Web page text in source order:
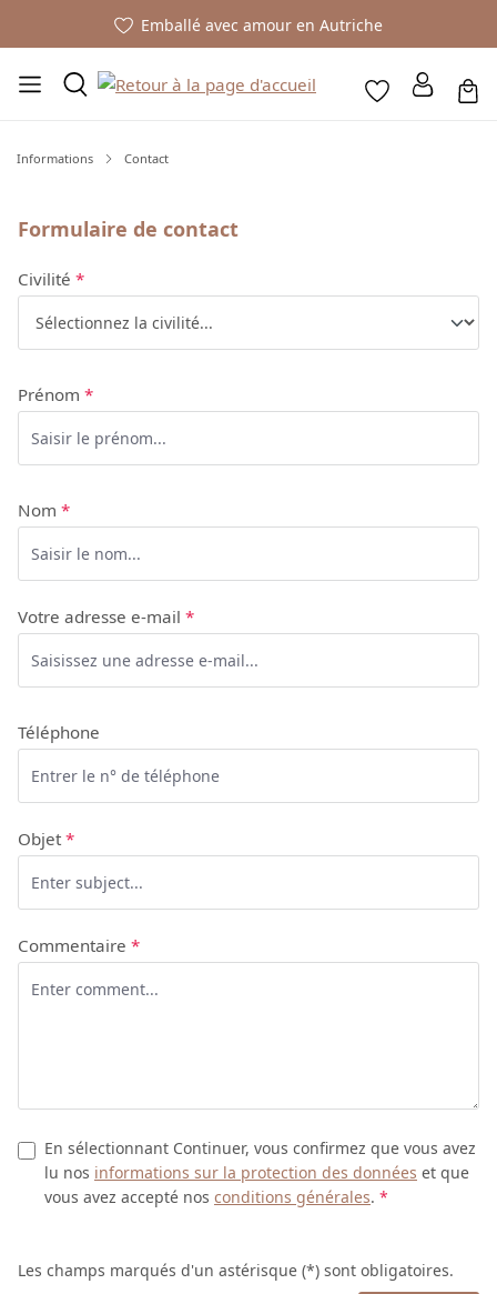
Emballé avec amour en Autriche
Informations Contact
Formulaire de contact
Civilité *
Prénom *
Nom *
Votre adresse e-mail *
Téléphone
Objet *
Commentaire *
En sélectionnant Continuer, vous confirmez que vous avez
lu nos informations sur la protection des données et que
vous avez accepté nos conditions générales. *
Les champs marqués d'un astérisque (*) sont obligatoires.